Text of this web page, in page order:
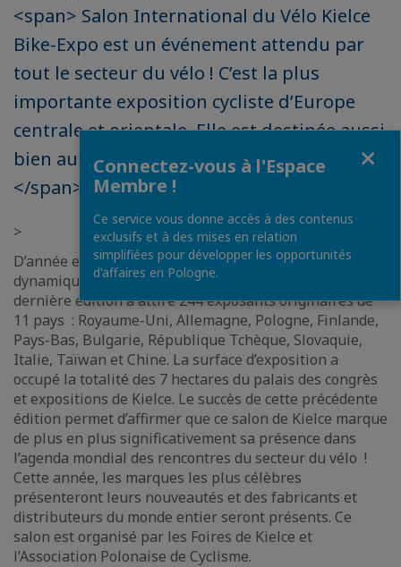
<span> Salon International du Vélo Kielce
Bike-Expo est un événement attendu par
tout le secteur du vélo ! C’est la plus
importante exposition cycliste d’Europe
centrale et orientale. Elle est destinée aussi
bien aux professionnels qu’aux amateurs.
</span></span></p>
>
D’année en année, ce salon connaît un essor
dynamique et continue de battre des records. La
dernière édition a attiré 244 exposants originaires de
11 pays : Royaume-Uni, Allemagne, Pologne, Finlande,
Pays-Bas, Bulgarie, République Tchèque, Slovaquie,
Italie, Taïwan et Chine. La surface d’exposition a
occupé la totalité des 7 hectares du palais des congrès
et expositions de Kielce. Le succès de cette précédente
édition permet d’affirmer que ce salon de Kielce marque
de plus en plus significativement sa présence dans
l’agenda mondial des rencontres du secteur du vélo !
Cette année, les marques les plus célèbres
présenteront leurs nouveautés et des fabricants et
distributeurs du monde entier seront présents. Ce
salon est organisé par les Foires de Kielce et
l’Association Polonaise de Cyclisme.
Connectez-vous à l'Espace
Membre !
Ce service vous donne accès à des contenus
exclusifs et à des mises en relation
simplifiées pour développer les opportunités
d'affaires en Pologne.